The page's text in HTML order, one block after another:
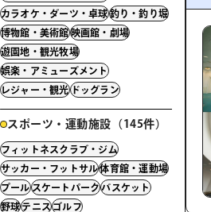
カラオケ・ダーツ・卓球釣り・釣り堀
博物館・美術館映画館・劇場
遊園地・観光牧場
娯楽・アミューズメント
レジャー・観光ドッグラン
スポーツ・運動施設（145件）
フィットネスクラブ・ジム
サッカー・フットサル体育館・運動場
プールスケートパークバスケット
野球テニスゴルフ